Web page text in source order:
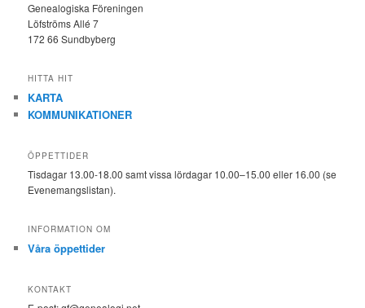
Genealogiska Föreningen
Löfströms Allé 7
172 66 Sundbyberg
HITTA HIT
KARTA
KOMMUNIKATIONER
ÖPPETTIDER
Tisdagar 13.00-18.00 samt vissa lördagar 10.00–15.00 eller 16.00 (se
Evenemangslistan).
INFORMATION OM
Våra öppettider
KONTAKT